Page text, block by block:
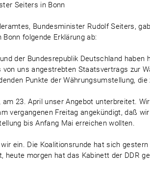
Seiters in Bonn
Bundesminister Rudolf Seiters,
folgende Erklärung ab:
der Bundesrepublik Deutschland
uns angestrebten Staatsvertrags zur
Punkte der Währungsumstellung,
am 23. April unser Angebot unterbreitet.
vergangenen Freitag angekündigt, daß
bis Anfang Mai erreichen wollten.
ein. Die Koalitionsrunde hat sich
heute morgen hat das Kabinett der DDR